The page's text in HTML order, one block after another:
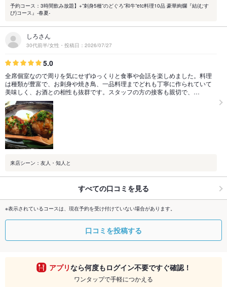
予約コース：3時間飲み放題】+”刺身5種”のどぐろ”和牛”etc料理10品 豪華絢爛『結(むす
び)コース』-春夏-
しろさん
30代前半/女性・投稿日：2026/07/27
5.0
全席個室なので周りを気にせずゆっくりと食事や会話を楽しめました。料理
は種類が豊富で、お刺身や焼き鳥、一品料理までどれも丁寧に作られていて
美味しく、お酒との相性も抜群です。スタッフの方の接客も親切で、…
来店シーン：友人・知人と
すべての口コミを見る
※表示されているコースは、現在予約を受け付けていない場合があります。
口コミを投稿する
アプリなら何度もログイン不要ですぐ確認！
ワンタップで手軽につかえる